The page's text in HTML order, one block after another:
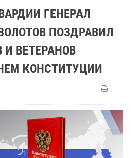
ГЕНЕРАЛ
ПОЗДРАВИЛ
ВЕТЕРАНОВ
КОНСТИТУЦИИ